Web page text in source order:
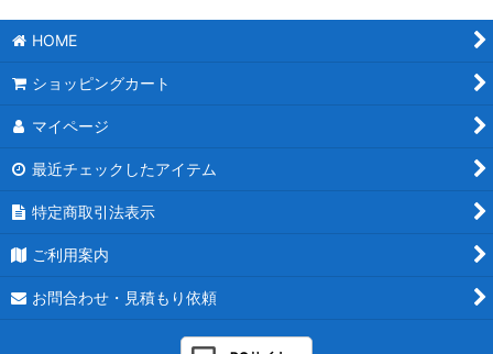
HOME
ショッピングカート
マイページ
最近チェックしたアイテム
特定商取引法表示
ご利用案内
お問合わせ・見積もり依頼